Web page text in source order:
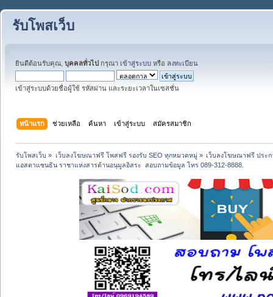
รับโพสเว็บ
ยินดีต้อนรับคุณ, บุคคลทั่วไป กรุณา เข้าสู่ระบบ หรือ ลงทะเบียน
เข้าสู่ระบบด้วยชื่อผู้ใช้ รหัสผ่าน และระยะเวลาในเซสชั่น
หน้าแรก ช่วยเหลือ ค้นหา เข้าสู่ระบบ สมัครสมาชิก
รับโพสเว็บ » เว็บลงโฆษณาฟรี โพสฟรี รองรับ SEO ทุกหมวดหมู่» เว็บลงโฆษณาฟรี ประ
แอสตาแซนธิน ราชาแห่งสารต้านอนุมูลอิสระ  สอบถามข้อมูล โทร 089-312-8888.